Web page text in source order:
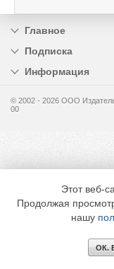
Главное
Подписка
Информация
© 2002 - 2026 OOO
00
Этот веб-
Продолжая
нашу
ОК.